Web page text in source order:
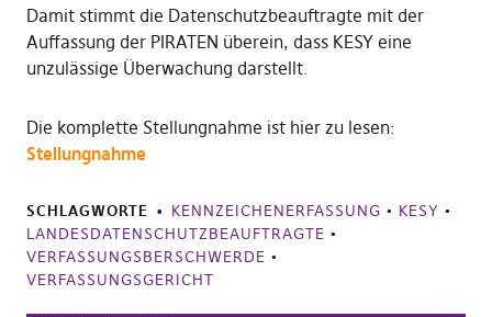
Damit stimmt die Datenschutzbeauftragte mit der
Auffassung der PIRATEN überein, dass KESY eine
unzulässige Überwachung darstellt.
Die komplette Stellungnahme ist hier zu lesen:
Stellungnahme
SCHLAGWORTE KENNZEICHENERFASSUNG • KESY •
LANDESDATENSCHUTZBEAUFTRAGTE •
VERFASSUNGSBERSCHWERDE •
VERFASSUNGSGERICHT